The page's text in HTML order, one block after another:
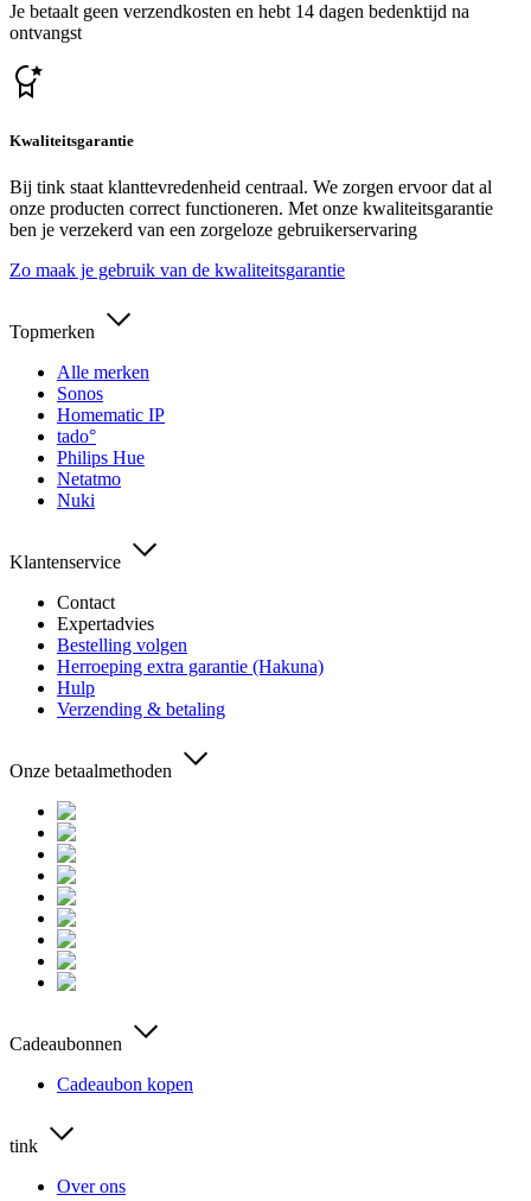
Je betaalt geen verzendkosten en hebt 14 dagen bedenktijd na
ontvangst
Kwaliteitsgarantie
Bij tink staat klanttevredenheid centraal. We zorgen ervoor dat al
onze producten correct functioneren. Met onze kwaliteitsgarantie
ben je verzekerd van een zorgeloze gebruikerservaring
Zo maak je gebruik van de kwaliteitsgarantie
Topmerken
Alle merken
Sonos
Homematic IP
tado°
Philips Hue
Netatmo
Nuki
Klantenservice
Contact
Expertadvies
Bestelling volgen
Herroeping extra garantie (Hakuna)
Hulp
Verzending & betaling
Onze betaalmethoden
Cadeaubonnen
Cadeaubon kopen
tink
Over ons